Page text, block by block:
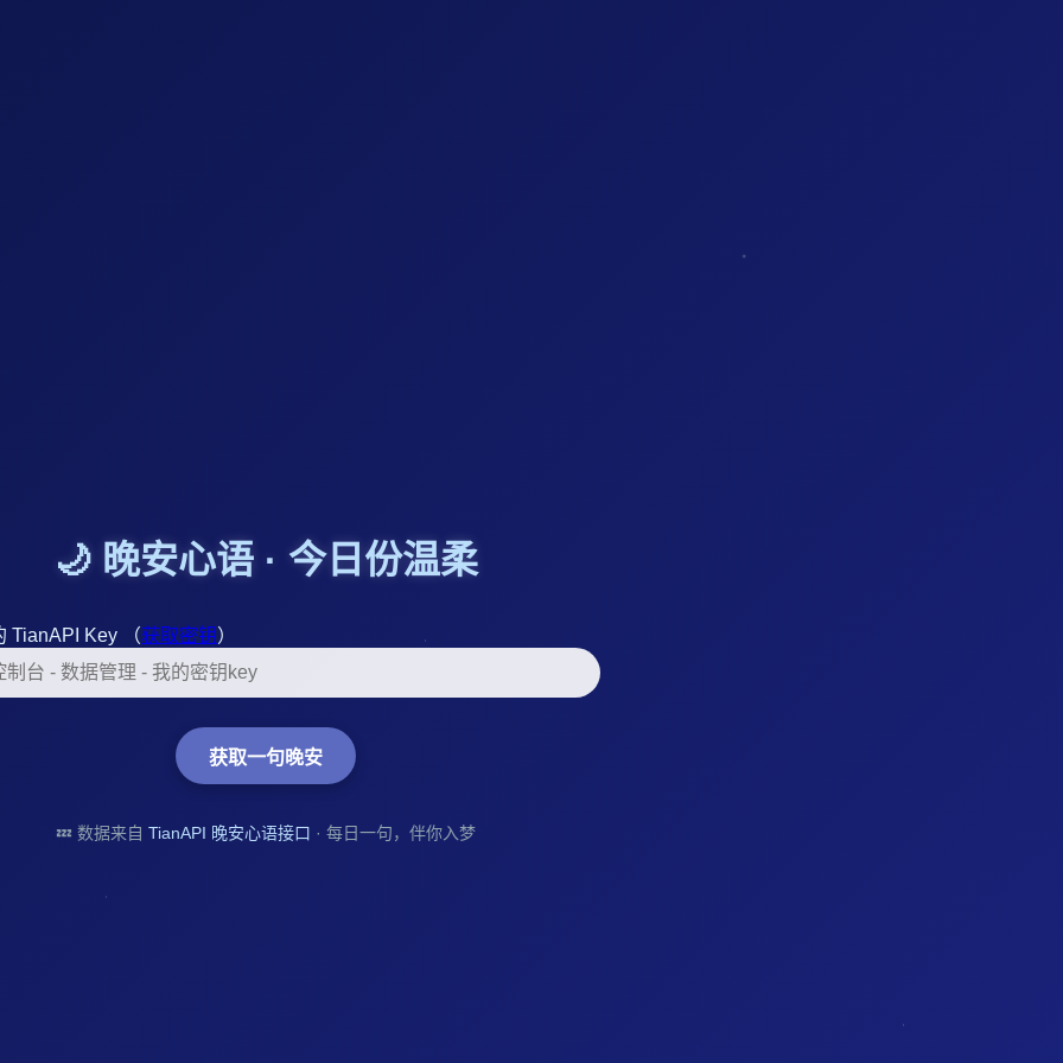
🌙 晚安心语 · 今日份温柔
TianAPI Key （获取密钥）
获取一句晚安
💤 数据来自 TianAPI 晚安心语接口 · 每日一句，伴你入梦